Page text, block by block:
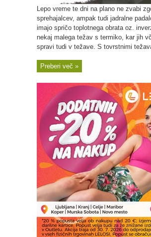
Lepo vreme te dni na plano ne zvabi
sprehajalcev, ampak tudi jadralne
imajo spričo toplotnega obrata oz.
nekaj malega težav s termiko, kar jih
spravi tudi v težave. S tovrstnimi
Preberi več »